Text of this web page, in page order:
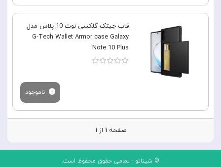
قاب جیتک گلکسی نوت 10 پلاس مدل
G-Tech Wallet Armor case Galaxy
Note 10 Plus
ناموجود
صفحه۱ از۱
© شیناتو - تمامی حقوق محفوظ است.